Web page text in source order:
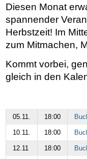
Diesen Monat
spannender
Herbstzeit! Im
zum Mitmachen,
Kommt vorbei,
gleich in den
05.11. 18:00
10.11. 18:00
12.11 18:00